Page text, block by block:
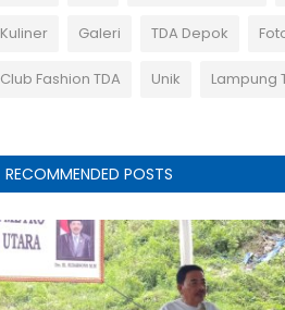
Kuliner Galeri TDA Depok
Club Fashion TDA Unik Lampung
RECOMMENDED POSTS